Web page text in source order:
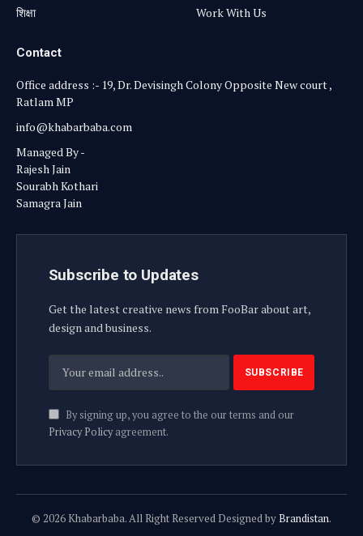
शिक्षा
Work With Us
Contact
Office address :- 19, Dr. Devisingh Colony Opposite New court ,
Ratlam MP
info@khabarbaba.com
Managed By -
Rajesh Jain
Sourabh Kothari
Samagra Jain
Subscribe to Updates
Get the latest creative news from FooBar about art,
design and business.
By signing up, you agree to the our terms and our
Privacy Policyagreement.
© 2026 Khabarbaba. All Right Reserved Designed byBrandistan.